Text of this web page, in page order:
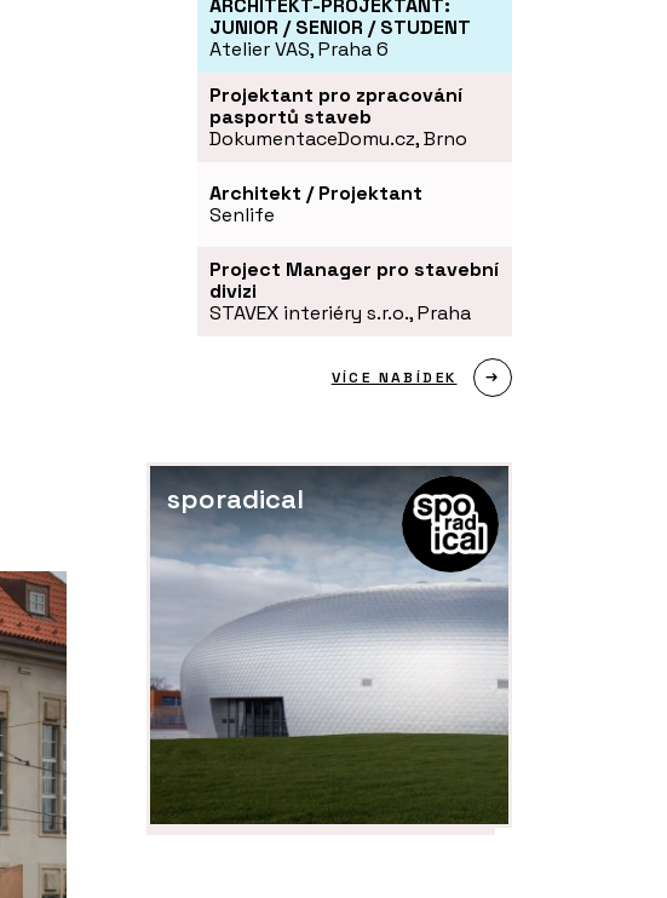
ARCHITEKT-PROJEKTANT:
JUNIOR / SENIOR / STUDENT
Atelier VAS, Praha 6
Projektant pro zpracování
pasportů staveb
DokumentaceDomu.cz, Brno
Architekt / Projektant
Senlife
Project Manager pro stavební
divizi
STAVEX interiéry s.r.o., Praha
VÍCE NABÍDEK
sporadical